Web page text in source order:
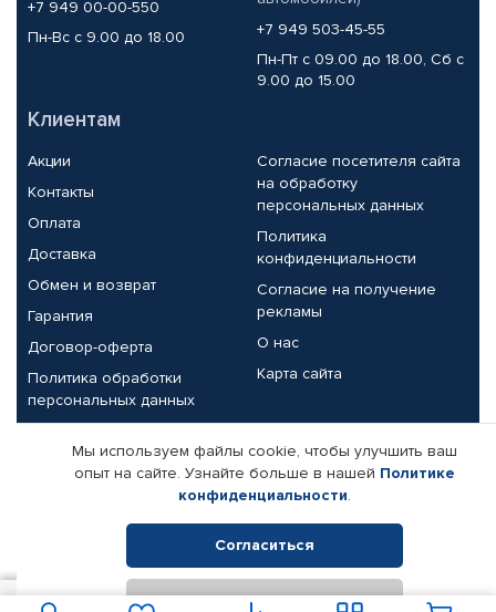
+7 949 00-00-550
Пн-Вс с 9.00 до 18.00
+7 949 503-45-55
Пн-Пт с 09.00 до 18.00, Сб с
9.00 до 15.00
Клиентам
Акции
Контакты
Оплата
Доставка
Обмен и возврат
Гарантия
Договор-оферта
Политика обработки
персональных данных
Согласие посетителя сайта
на обработку
персональных данных
Политика
конфиденциальности
Согласие на получение
рекламы
О нас
Карта сайта
Партнерам
Корпоративным клиентам
Поставщикам
Реквизиты компании
© КАМАЗ ЦЕНТР ДОНЕЦК, 2015-2026. Все права защищены.
Мы используем файлы cookie, чтобы улучшить ваш
опыт на сайте. Узнайте больше в нашей Политике
конфиденциальности.
Согласиться
Отклонить